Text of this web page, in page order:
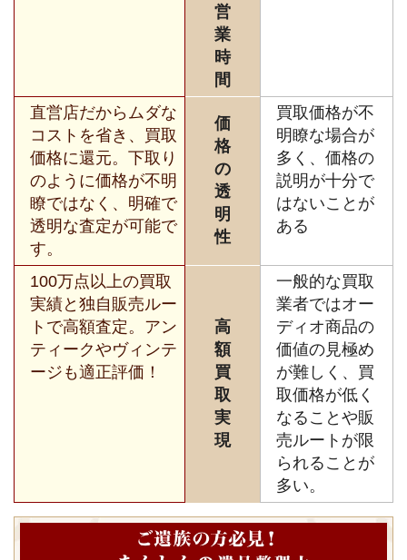
営
業
時
間
直営店だからムダな
コストを省き、買取
価格に還元。下取り
のように価格が不明
瞭ではなく、明確で
透明な査定が可能で
す。
価
格
の
透
明
性
買取価格が不
明瞭な場合が
多く、価格の
説明が十分で
はないことが
ある
100万点以上の買取
実績と独自販売ルー
トで高額査定。アン
ティークやヴィンテ
ージも適正評価！
高
額
買
取
実
現
一般的な買取
業者ではオー
ディオ商品の
価値の見極め
が難しく、買
取価格が低く
なることや販
売ルートが限
られることが
多い。